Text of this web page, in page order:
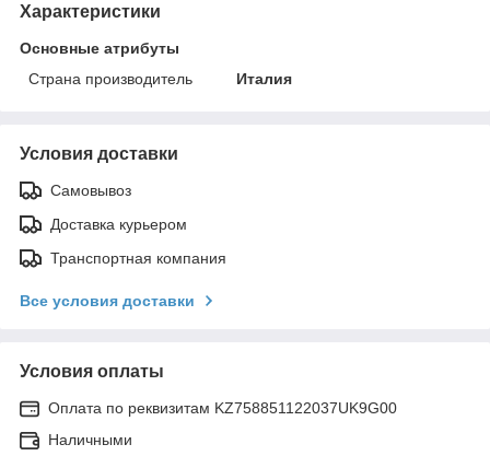
Характеристики
Основные атрибуты
Страна производитель
Италия
Условия доставки
Самовывоз
Доставка курьером
Транспортная компания
Все условия доставки
Условия оплаты
Оплата по реквизитам KZ758851122037UK9G00
Наличными